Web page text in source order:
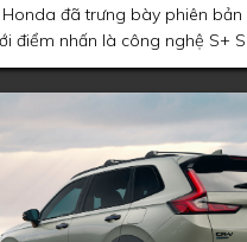
đã trưng bày phiên
điểm nhấn là công nghệ S+
trên mẫu coupe thể thao
mới.